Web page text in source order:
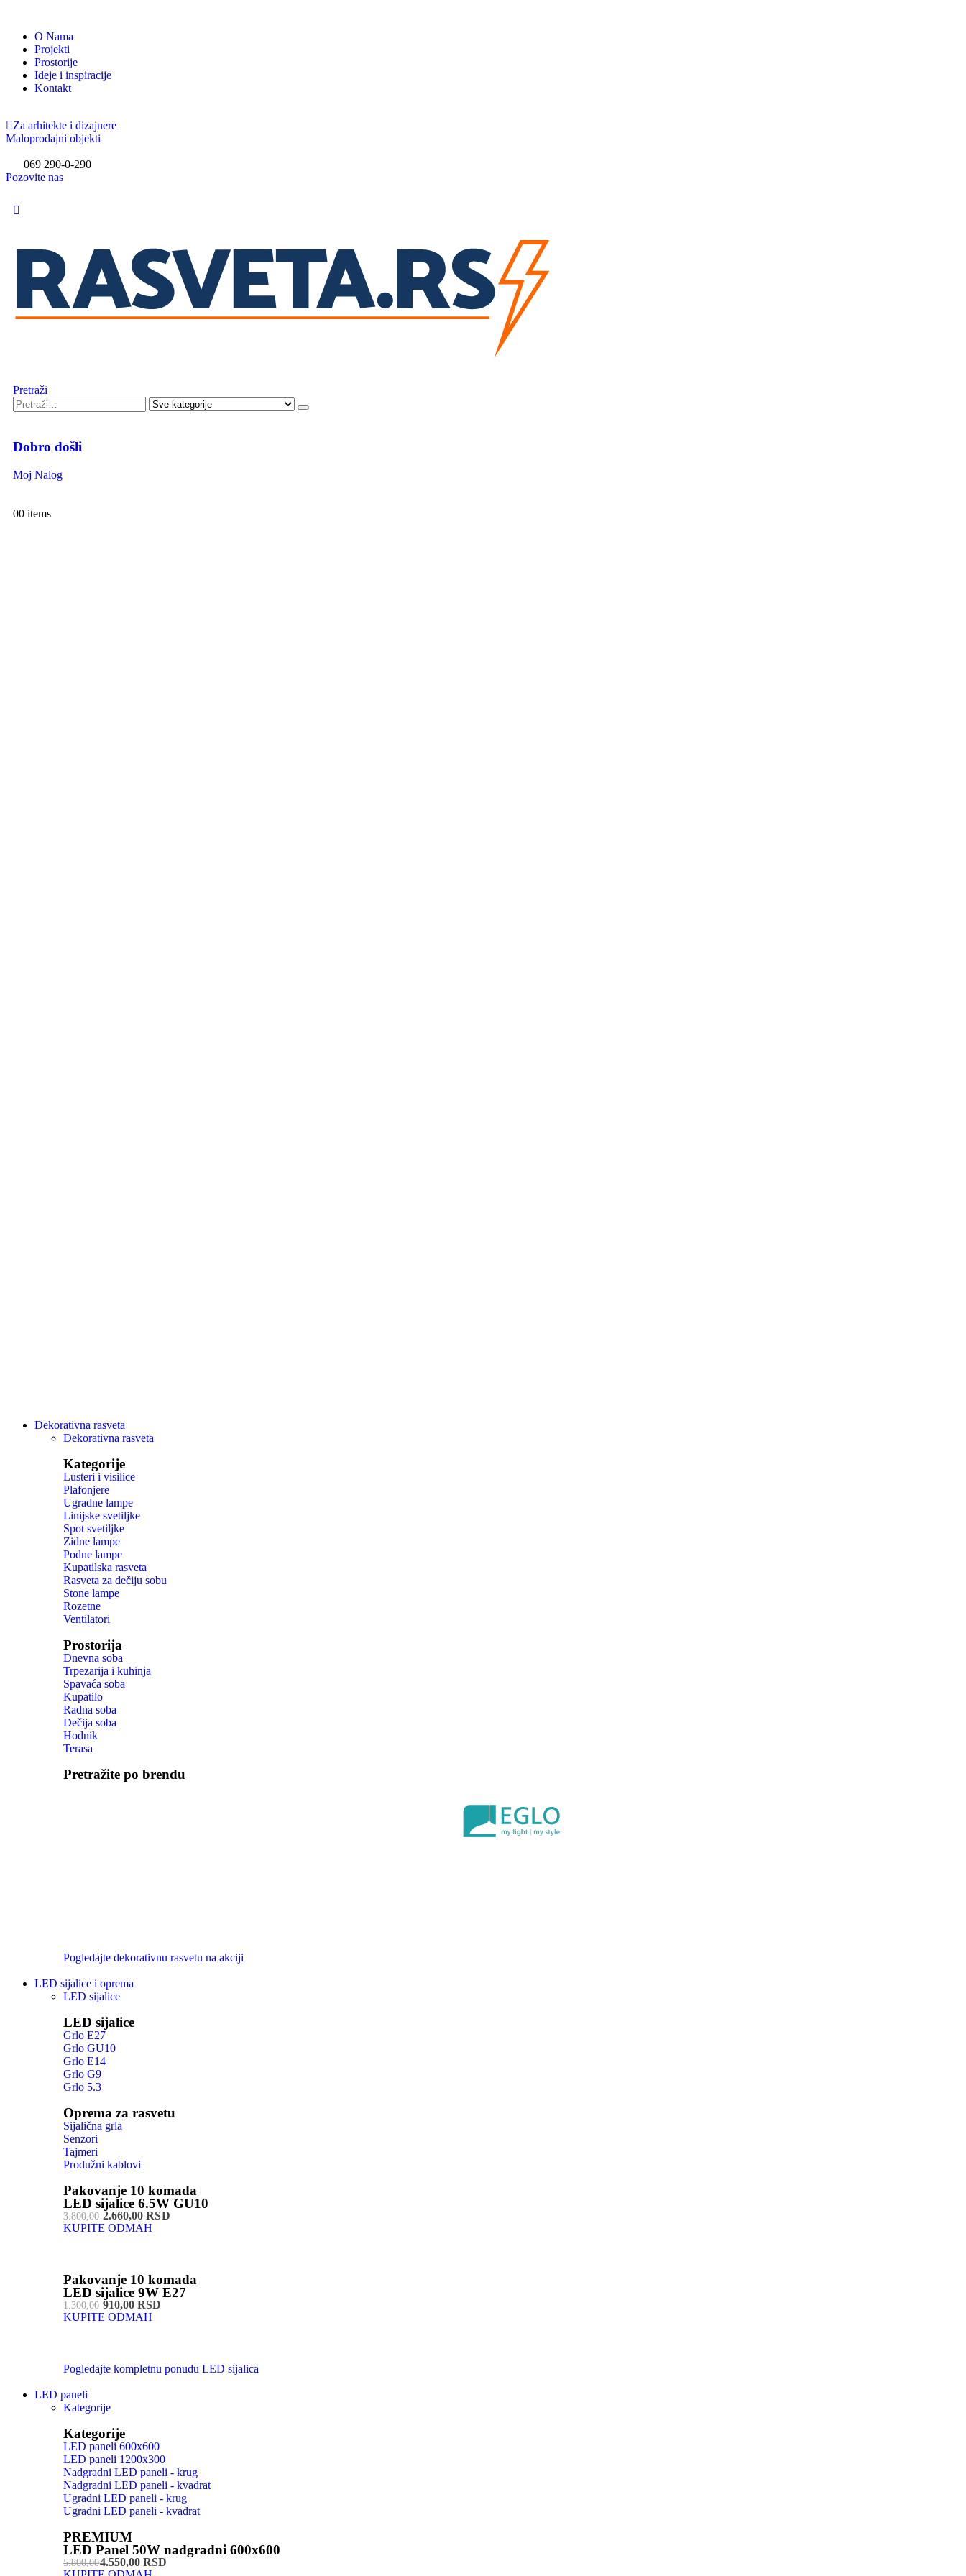
O Nama
Projekti
Prostorije
Ideje i inspiracije
Kontakt
Za arhitekte i dizajnere
Maloprodajni objekti
069 290-0-290
Pozovite nas
Pretraži
Dobro došli
Moj Nalog
00 items
Dekorativna rasveta
Dekorativna rasveta
Kategorije
Lusteri i visilice
Plafonjere
Ugradne lampe
Linijske svetiljke
Spot svetiljke
Zidne lampe
Podne lampe
Kupatilska rasveta
Rasveta za dečiju sobu
Stone lampe
Rozetne
Ventilatori
Prostorija
Dnevna soba
Trpezarija i kuhinja
Spavaća soba
Kupatilo
Radna soba
Dečija soba
Hodnik
Terasa
Pretražite po brendu
Pogledajte dekorativnu rasvetu na akciji
LED sijalice i oprema
LED sijalice
LED sijalice
Grlo E27
Grlo GU10
Grlo E14
Grlo G9
Grlo 5.3
Oprema za rasvetu
Sijalična grla
Senzori
Tajmeri
Produžni kablovi
Pakovanje 10 komada
LED sijalice 6.5W GU10
3.800,002.660,00 RSD
KUPITE ODMAH
Pakovanje 10 komada
LED sijalice 9W E27
1.300,00910,00 RSD
KUPITE ODMAH
Pogledajte kompletnu ponudu LED sijalica
LED paneli
Kategorije
Kategorije
LED paneli 600x600
LED paneli 1200x300
Nadgradni LED paneli - krug
Nadgradni LED paneli - kvadrat
Ugradni LED paneli - krug
Ugradni LED paneli - kvadrat
PREMIUM
LED Panel 50W nadgradni 600x600
5.800,004.550,00 RSD